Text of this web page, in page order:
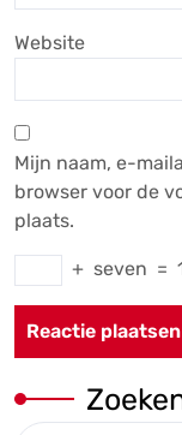
Website
Mijn naam, e-
browser voor de
plaats.
+ seven =